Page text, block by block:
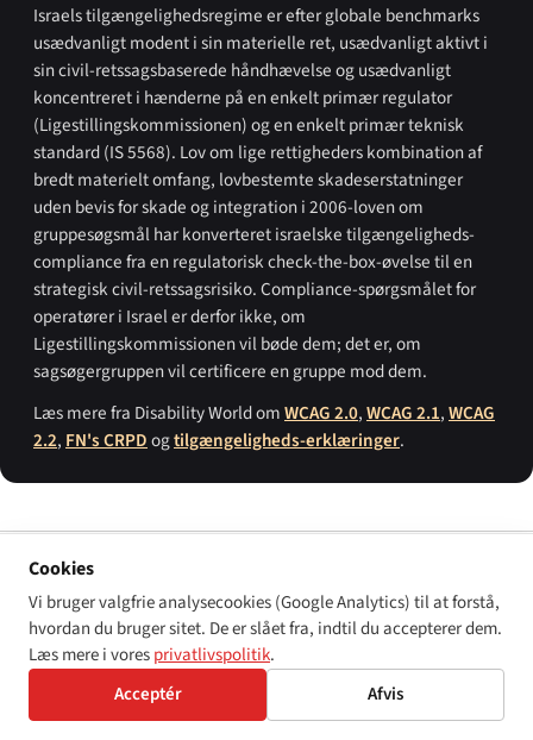
Israels tilgængelighedsregime er efter globale benchmarks
usædvanligt modent i sin materielle ret, usædvanligt aktivt i
sin civil-retssagsbaserede håndhævelse og usædvanligt
koncentreret i hænderne på en enkelt primær regulator
(Ligestillingskommissionen) og en enkelt primær teknisk
standard (IS 5568). Lov om lige rettigheders kombination af
bredt materielt omfang, lovbestemte skadeserstatninger
uden bevis for skade og integration i 2006-loven om
gruppesøgsmål har konverteret israelske tilgængeligheds-
compliance fra en regulatorisk check-the-box-øvelse til en
strategisk civil-retssagsrisiko. Compliance-spørgsmålet for
operatører i Israel er derfor ikke, om
Ligestillingskommissionen vil bøde dem; det er, om
sagsøgergruppen vil certificere en gruppe mod dem.
Læs mere fra Disability World omWCAG 2.0,WCAG 2.1,WCAG
2.2, FN's CRPDogtilgængeligheds-erklæringer.
PRIMÆRE KILDER
Grundloven om menneskelig værdighed og frihed (חוק יסוד: כבוד
האדם וחירותו), 1992.
Lov om lige rettigheder for mennesker med handicap 5758-1998 (
שוויון זכויות לאנשים עם מוגבלות, התשנ"ח-1998); tilgængeligheds-
kapitel (kapitel E1) tilføjet ved ændring nr. 2 fra 2005.
Cookies
Vi bruger valgfrie analysecookies (Google Analytics) til at forstå,
hvordan du bruger sitet. De er slået fra, indtil du accepterer dem.
Læs mere i voresprivatlivspolitik.
Acceptér
Afvis